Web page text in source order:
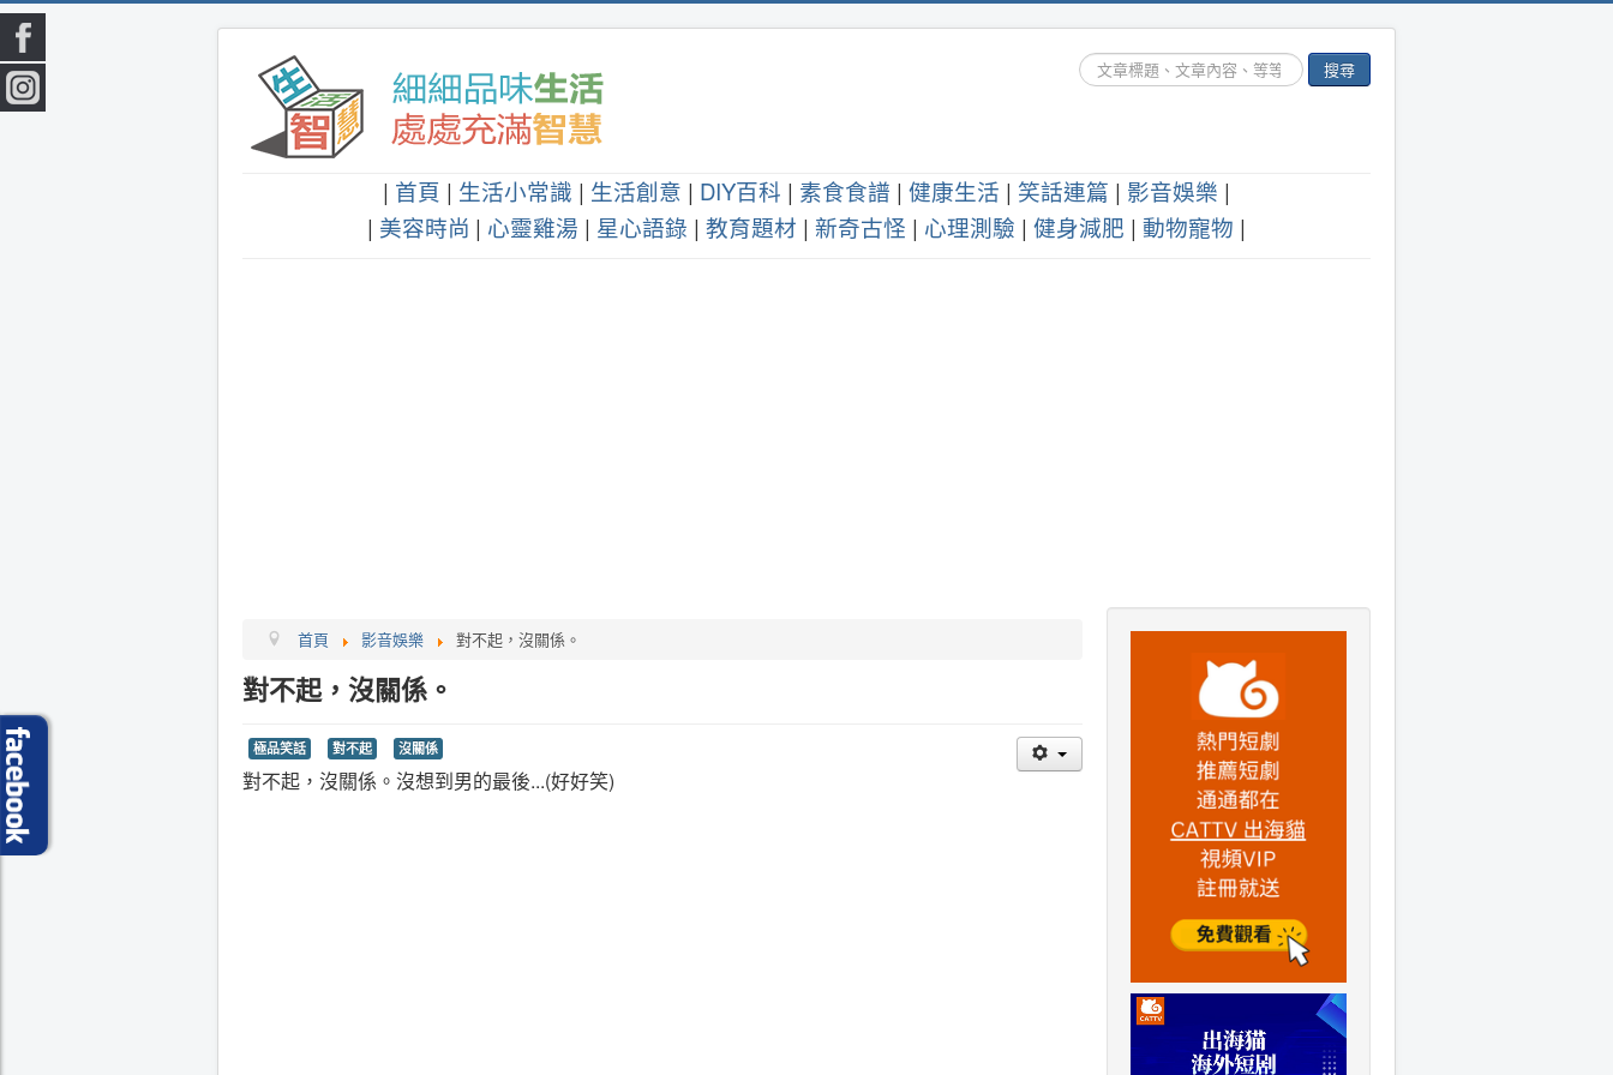
搜
尋...
搜尋
| 首頁 | 生活小常識 | 生活創意 | DIY百科 | 素食食譜 | 健康生活 | 笑話連篇 | 影音娛樂 |
| 美容時尚 | 心靈雞湯 | 星心語錄 | 教育題材 | 新奇古怪 | 心理測驗 | 健身減肥 | 動物寵物 |
首頁 影音娛樂 對不起，沒關係。
對不起，沒關係。
極品笑話 對不起 沒關係
對不起，沒關係。沒想到男的最後...(好好笑)